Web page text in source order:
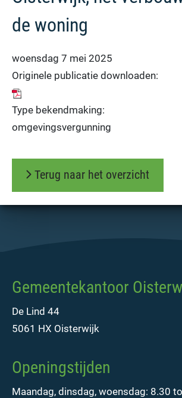
de woning
woensdag 7 mei 2025
Originele publicatie downloaden:
Type bekendmaking:
omgevingsvergunning
Terug naar het overzicht
Gemeentekantoor
De Lind 44
5061 HX Oisterwijk
Openingstijden
Maandag, dinsdag, woensdag: 8.30